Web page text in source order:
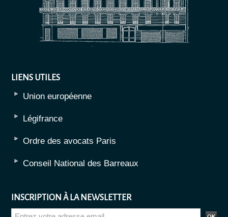
LIENS UTILES
Union européenne
Légifrance
Ordre des avocats Paris
Conseil National des Barreaux
INSCRIPTION À LA NEWSLETTER